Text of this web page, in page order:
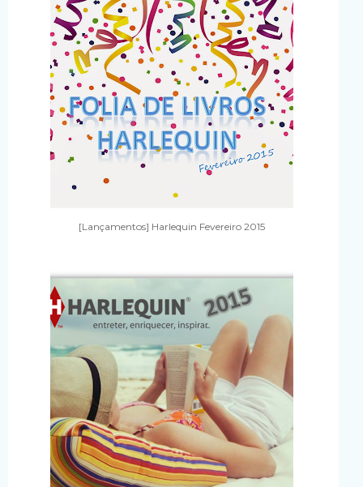
[Lançamentos] Harlequin Fevereiro 2015